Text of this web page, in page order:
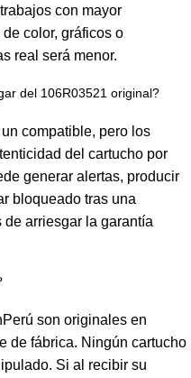
con mayor
color, gráficos o
real será menor.
del 106R03521 original?
compatible, pero los
del cartucho por
generar alertas, producir
bloqueado tras una
arriesgar la garantía
son originales en
de fábrica. Ningún cartucho
Si al recibir su